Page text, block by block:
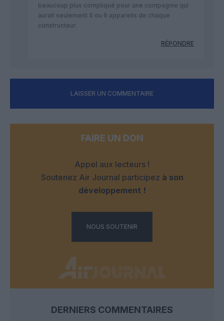
beaucoup plus compliqué pour une compagnie qui
aurait seulement 5 ou 6 appareils de chaque
constructeur.
RÉPONDRE
LAISSER UN COMMENTAIRE
FAIRE UN DON
Appel aux lecteurs !
Soutenez Air Journal participez à son
développement !
NOUS SOUTENIR
DERNIERS COMMENTAIRES